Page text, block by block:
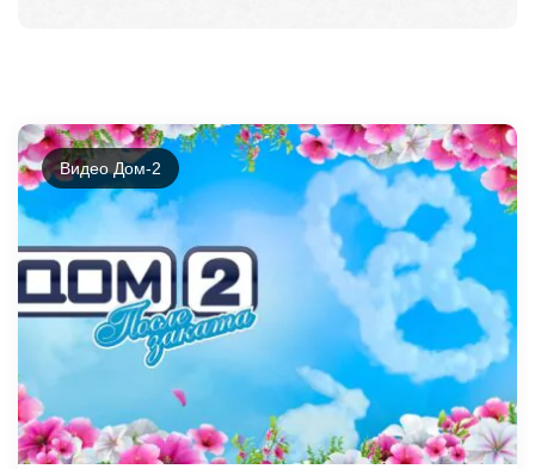
Видео Дом-2